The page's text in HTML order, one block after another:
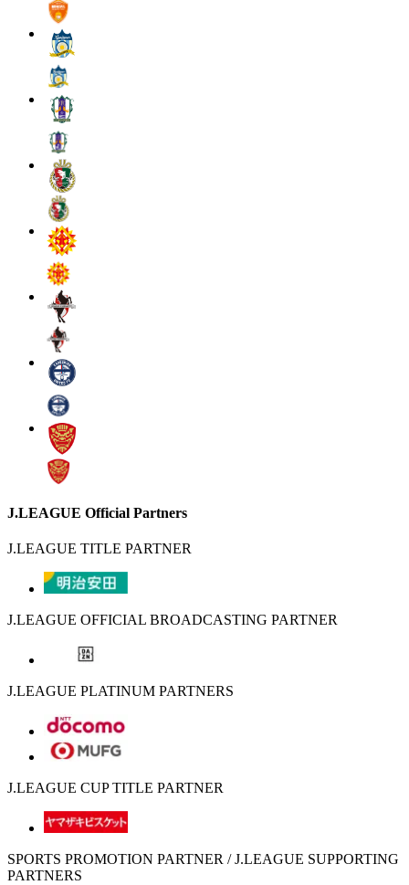
J.LEAGUE Official Partners
J.LEAGUE TITLE PARTNER
J.LEAGUE OFFICIAL BROADCASTING PARTNER
J.LEAGUE PLATINUM PARTNERS
J.LEAGUE CUP TITLE PARTNER
SPORTS PROMOTION PARTNER / J.LEAGUE SUPPORTING
PARTNERS